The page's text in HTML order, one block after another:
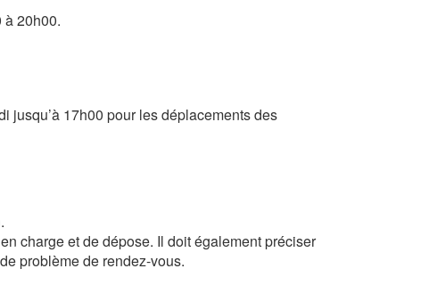
à 20h00.
jusqu’à 17h00 pour les déplacements des
charge et de dépose. Il doit également préciser
problème de rendez-vous.